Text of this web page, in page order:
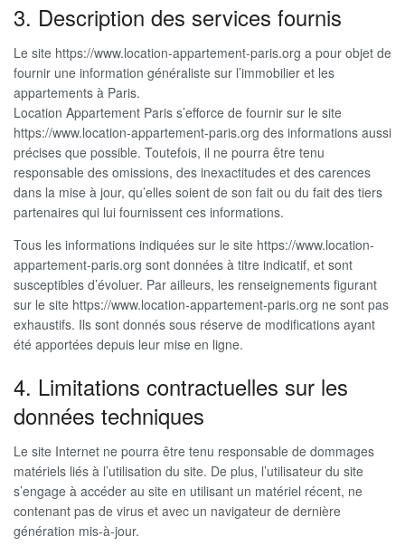
3. Description des services fournis
Le site https://www.location-appartement-paris.org a pour objet de
fournir une information généraliste sur l’immobilier et les
appartements à Paris.
Location Appartement Paris s’efforce de fournir sur le site
https://www.location-appartement-paris.org des informations aussi
précises que possible. Toutefois, il ne pourra être tenu
responsable des omissions, des inexactitudes et des carences
dans la mise à jour, qu’elles soient de son fait ou du fait des tiers
partenaires qui lui fournissent ces informations.
Tous les informations indiquées sur le site https://www.location-
appartement-paris.org sont données à titre indicatif, et sont
susceptibles d’évoluer. Par ailleurs, les renseignements figurant
sur le site https://www.location-appartement-paris.org ne sont pas
exhaustifs. Ils sont donnés sous réserve de modifications ayant
été apportées depuis leur mise en ligne.
4. Limitations contractuelles sur les
données techniques
Le site Internet ne pourra être tenu responsable de dommages
matériels liés à l’utilisation du site. De plus, l’utilisateur du site
s’engage à accéder au site en utilisant un matériel récent, ne
contenant pas de virus et avec un navigateur de dernière
génération mis-à-jour.